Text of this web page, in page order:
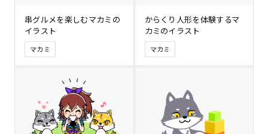
串グルメを楽しむマカミの
イラスト
マカミ
からくり人形を体験するマ
カミのイラスト
マカミ